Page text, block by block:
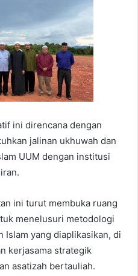
ini direncana dengan
jalinan ukhuwah dan
UUM dengan institusi
ini turut membuka ruang
menelusuri metodologi
Islam yang diaplikasikan, di
kerjasama strategik
asatizah bertauliah.